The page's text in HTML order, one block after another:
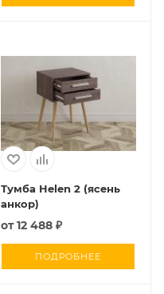
Тумба Helen 2 (ясень
анкор)
от12 488 ₽
ПОДРОБНЕЕ